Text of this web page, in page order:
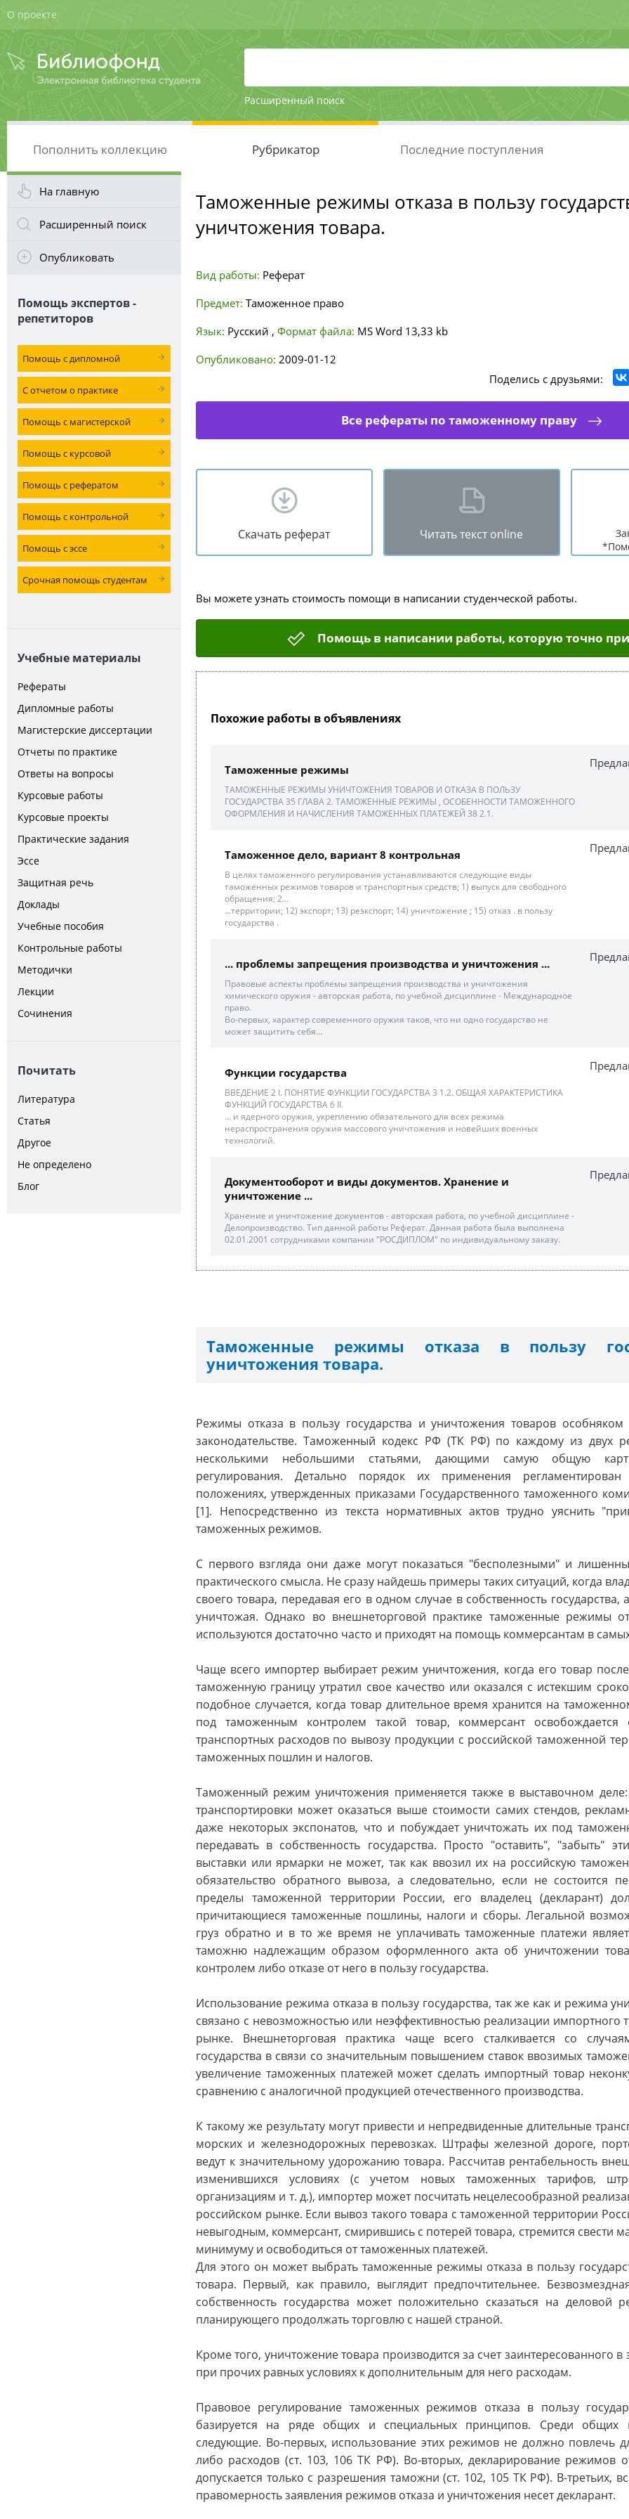
О проекте
Расширенный поиск
Пополнить коллекцию Рубрикатор Последние поступления
На главную
Расширенный поиск
Опубликовать
Помощь экспертов -
репетиторов
Помощь с дипломной
С отчетом о практике
Помощь с магистерской
Помощь с курсовой
Помощь с рефератом
Помощь с контрольной
Помощь с эссе
Срочная помощь студентам
Учебные материалы
Рефераты
Дипломные работы
Магистерские диссертации
Отчеты по практике
Ответы на вопросы
Курсовые работы
Курсовые проекты
Практические задания
Эссе
Защитная речь
Доклады
Учебные пособия
Контрольные работы
Методички
Лекции
Сочинения
Почитать
Литература
Статья
Другое
Не определено
Блог
Таможенные режимы отказа в пользу
уничтожения товара.
Вид работы: Реферат
Предмет: Таможенное право
Язык: Русский , Формат файла: MS Word 13,33 kb
Опубликовано: 2009-01-12
Поделись с друзьями:
Все рефераты по таможенному праву
Скачать реферат Читать текст online
Вы можете узнать стоимость помощи в написании студенческой работы.
Помощь в написании работы, которую точно
Похожие работы в объявлениях
Таможенные режимы
ТАМОЖЕННЫЕ РЕЖИМЫ УНИЧТОЖЕНИЯ ТОВАРОВ И ОТКАЗА В ПОЛЬЗУ
ГОСУДАРСТВА 35 ГЛАВА 2. ТАМОЖЕННЫЕ РЕЖИМЫ , ОСОБЕННОСТИ ТАМОЖЕННОГО
ОФОРМЛЕНИЯ И НАЧИСЛЕНИЯ ТАМОЖЕННЫХ ПЛАТЕЖЕЙ 38 2.1.
Таможенное дело, вариант 8 контрольная
В целях таможенного регулирования устанавливаются следующие виды
таможенных режимов товаров и транспортных средств; 1) выпуск для свободного
обращения; 2...
...территории; 12) экспорт; 13) реэкспорт; 14) уничтожение ; 15) отказ . в пользу
государства .
... проблемы запрещения производства и уничтожения ...
Правовые аспекты проблемы запрещения производства и уничтожения
химического оружия - авторская работа, по учебной дисциплине - Международное
право.
Во-первых, характер современного оружия таков, что ни одно государство не
может защитить себя...
Функции государства
ВВЕДЕНИЕ 2 І. ПОНЯТИЕ ФУНКЦИИ ГОСУДАРСТВА 3 1.2. ОБЩАЯ ХАРАКТЕРИСТИКА
ФУНКЦИЙ ГОСУДАРСТВА 6 ІІ.
... и ядерного оружия, укреплению обязательного для всех режима
нераспространения оружия массового уничтожения и новейших военных
технологий.
Документооборот и виды документов. Хранение и
уничтожение ...
Хранение и уничтожение документов - авторская работа, по учебной дисциплине -
Делопроизводство. Тип данной работы Реферат. Данная работа была выполнена
02.01.2001 сотрудниками компании "РОСДИПЛОМ" по индивидуальному заказу.
Таможенные режимы отказа в пользу
уничтожения товара.
Режимы отказа в пользу государства и уничтожения товаров
законодательстве. Таможенный кодекс РФ (ТК РФ) по каждому из двух
несколькими небольшими статьями, дающими самую общую
регулирования. Детально порядок их применения регламентирован
положениях, утвержденных приказами Государственного таможенного
[1]. Непосредственно из текста нормативных актов трудно уяснить
таможенных режимов.
С первого взгляда они даже могут показаться "бесполезными" и
практического смысла. Не сразу найдешь примеры таких ситуаций, когда
своего товара, передавая его в одном случае в собственность государства,
уничтожая. Однако во внешнеторговой практике таможенные режимы
используются достаточно часто и приходят на помощь коммерсантам в
Чаще всего импортер выбирает режим уничтожения, когда его товар
таможенную границу утратил свое качество или оказался с истекшим
подобное случается, когда товар длительное время хранится на
под таможенным контролем такой товар, коммерсант
транспортных расходов по вывозу продукции с российской таможенной
таможенных пошлин и налогов.
Таможенный режим уничтожения применяется также в выставочном деле:
транспортировки может оказаться выше стоимости самих стендов,
даже некоторых экспонатов, что и побуждает уничтожать их под
передавать в собственность государства. Просто "оставить", "забыть"
выставки или ярмарки не может, так как ввозил их на российскую
обязательство обратного вывоза, а следовательно, если не состоится
пределы таможенной территории России, его владелец (декларант)
причитающиеся таможенные пошлины, налоги и сборы. Легальной
груз обратно и в то же время не уплачивать таможенные платежи
таможню надлежащим образом оформленного акта об уничтожении
контролем либо отказе от него в пользу государства.
Использование режима отказа в пользу государства, так же как и режима
связано с невозможностью или неэффективностью реализации импортного
рынке. Внешнеторговая практика чаще всего сталкивается со
государства в связи со значительным повышением ставок ввозимых
увеличение таможенных платежей может сделать импортный товар
сравнению с аналогичной продукцией отечественного производства.
К такому же результату могут привести и непредвиденные длительные
морских и железнодорожных перевозках. Штрафы железной дороге,
ведут к значительному удорожанию товара. Рассчитав рентабельность
изменившихся условиях (с учетом новых таможенных тарифов,
организациям и т. д.), импортер может посчитать нецелесообразной
российском рынке. Если вывоз такого товара с таможенной территории
невыгодным, коммерсант, смирившись с потерей товара, стремится свести
минимуму и освободиться от таможенных платежей.
Для этого он может выбрать таможенные режимы отказа в пользу
товара. Первый, как правило, выглядит предпочтительнее.
собственность государства может положительно сказаться на деловой
планирующего продолжать торговлю с нашей страной.
Кроме того, уничтожение товара производится за счет заинтересованного
при прочих равных условиях к дополнительным для него расходам.
Правовое регулирование таможенных режимов отказа в пользу
базируется на ряде общих и специальных принципов. Среди общих
следующие. Во-первых, использование этих режимов не должно повлечь
либо расходов (ст. 103, 106 ТК РФ). Во-вторых, декларирование режимов
допускается только с разрешения таможни (ст. 102, 105 ТК РФ). В-третьих,
правомерность заявления режимов отказа и уничтожения несет декларант.